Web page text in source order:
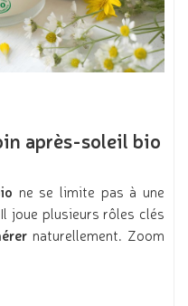
après-soleil bio
ne se limite pas à une
joue plusieurs rôles clés
naturellement. Zoom